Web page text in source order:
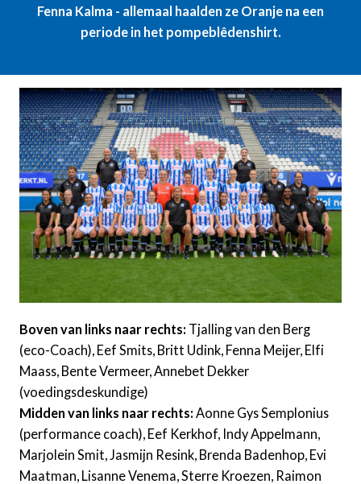
Fenna Kalma - allemaal haalden ze Oranje na een
periode in het pompeblêdenshirt.
Boven van links naar rechts: Tjalling van den Berg
(eco-Coach), Eef Smits, Britt Udink, Fenna Meijer, Elfi
Maass, Bente Vermeer, Annebet Dekker
(voedingsdeskundige)
Midden van links naar rechts: Aonne Gys Semplonius
(performance coach), Eef Kerkhof, Indy Appelmann,
Marjolein Smit, Jasmijn Resink, Brenda Badenhop, Evi
Maatman, Lisanne Venema, Sterre Kroezen, Raimon